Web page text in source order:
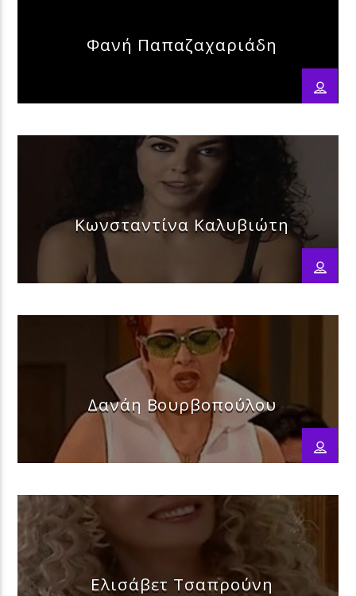
Φανή Παπαζαχαριάδη
Κωνσταντίνα Καλυβιώτη
Δανάη Βουρβοπούλου
Ελισάβετ Τσαπρούνη